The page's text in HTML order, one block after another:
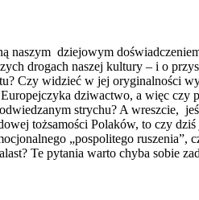
naszym dziejowym
drogach naszej kultury – i o
Czy widzieć w jej oryginalności
dziwactwo, a więc czy
strychu? A wreszcie,
tożsamości Polaków, to czy dziś
„pospolitego ruszenia”,
Te pytania warto chyba sobie